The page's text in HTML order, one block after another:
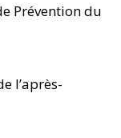
Prévention du
l’après-